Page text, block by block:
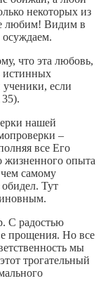
некоторых из
любим! Видим в
осуждаем.
что эта любовь,
истинных
если
нашей
–
все Его
жизненного опыта
чем самому
Тут
С радостью
прощения. Но все
мы
трогательный